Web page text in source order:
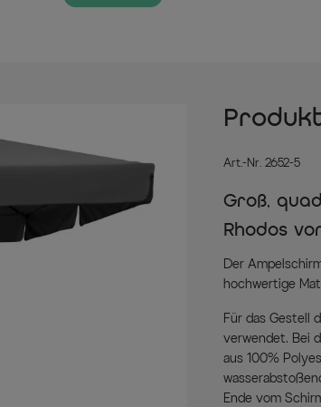
Art.-Nr. 2652-5
Groß,
Rhodos
Der
hochwertige
Für das Gestell
verwendet. Bei
aus 100%
Ende vom